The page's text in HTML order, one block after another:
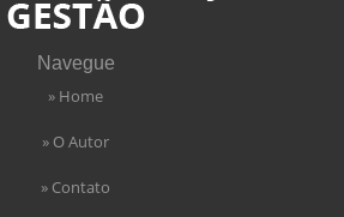
Navegue
» Home
» O Autor
» Contato